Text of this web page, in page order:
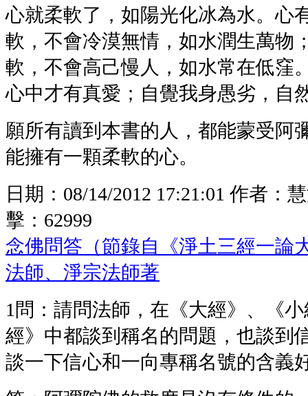
心就柔軟了，如陽光化冰為水。心
軟，不會冷漠無情，如水潤生萬物
軟，不會高己慢人，如水常在低窪
心中才有真愛；自覺我身愚劣，自
願所有讀到本書的人，都能蒙受阿
能擁有一顆柔軟的心。
日期： 08/14/2012 17:21:01 作者：
擊： 62999
念佛問答（節錄自《淨土三經一
法師、淨宗法師著
1問：請問法師，在《大經》、《
經》中都談到稱名的問題，也談到
談一下信心和一向專稱名號的含義